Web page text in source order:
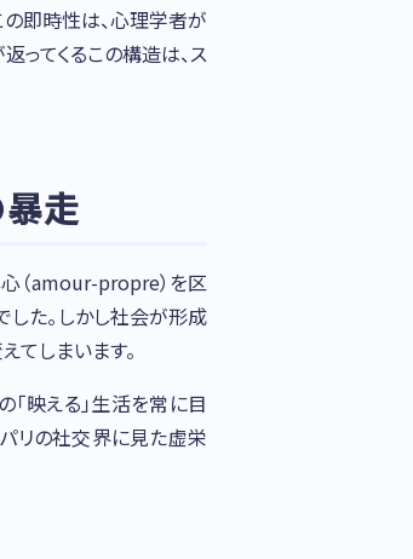
即時性は、心理学者が
ってくるこの構造は、ス
走
（amour-propre）を区
た。しかし社会が形成
てしまいます。
映える」生活を常に目
リの社交界に見た虚栄